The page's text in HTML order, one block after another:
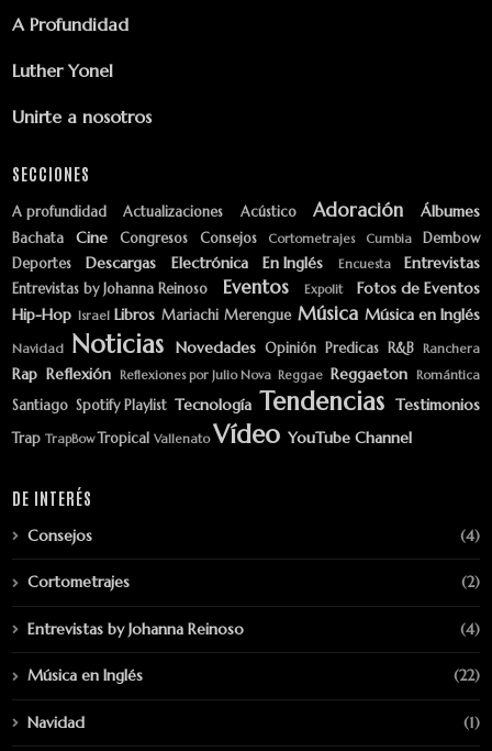
A Profundidad
Luther Yonel
Unirte a nosotros
SECCIONES
A profundidad Actualizaciones Acústico Adoración Álbumes
Bachata Cine Congresos Consejos Cortometrajes Cumbia
Dembow
Deportes
Descargas Electrónica En Inglés Encuesta Entrevistas
Entrevistas by Johanna Reinoso Eventos Expolit
Fotos de Eventos
Hip-Hop Israel Libros Mariachi Merengue Música Música en Inglés
Navidad Noticias Novedades Opinión Predicas R&B Ranchera
Rap Reflexión Reflexiones por Julio Nova Reggae Reggaeton Romántica
Santiago Spotify Playlist Tecnología Tendencias Testimonios
Trap TrapBow Tropical Vallenato Vídeo YouTube Channel
DE INTERÉS
Consejos (4)
Cortometrajes (2)
Entrevistas by Johanna Reinoso (4)
Música en Inglés (22)
Navidad (1)